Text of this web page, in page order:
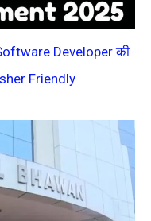
Developer की
Friendly